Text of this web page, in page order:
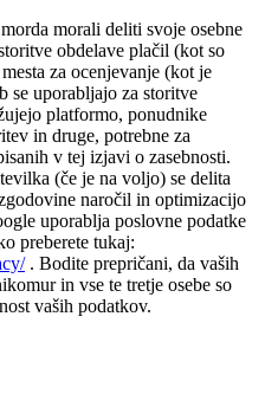
morali deliti svoje osebne
obdelave plačil (kot so
za ocenjevanje (kot je
se uporabljajo za storitve
platformo, ponudnike
in druge, potrebne za
v tej izjavi o zasebnosti.
(če je na voljo) se delita
naročil in optimizacijo
uporablja poslovne podatke
preberete tukaj:
. Bodite prepričani, da vaših
in vse te tretje osebe so
vaših podatkov.